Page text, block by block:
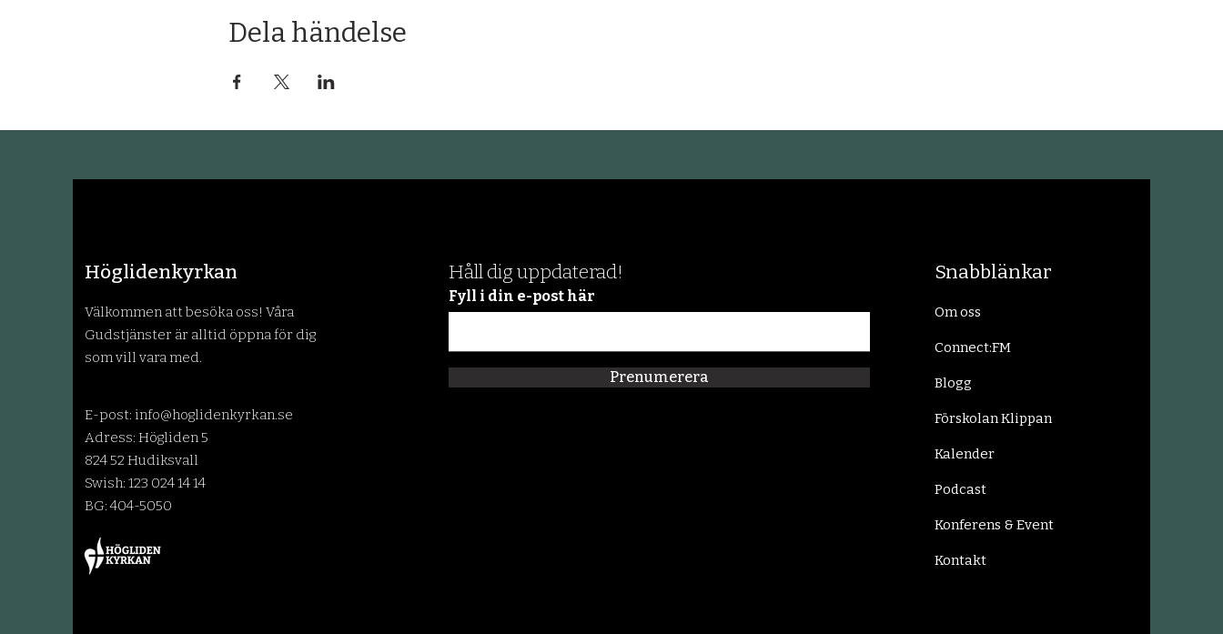
Dela händelse
Höglidenkyrkan
Välkommen att besöka oss! Våra
Gudstjänster är alltid öppna för dig
som vill vara med.
E-post: info@hoglidenkyrkan.se
Adress: Högliden 5
824 52 Hudiksvall
Swish: 123 024 14 14
BG: 404-5050
Håll dig uppdaterad!
Fyll i din e-post här
Prenumerera
Snabblänkar
Om oss
Connect:FM
Blogg
Förskolan Klippan
Kalender
Podcast
Konferens & Event
Kontakt